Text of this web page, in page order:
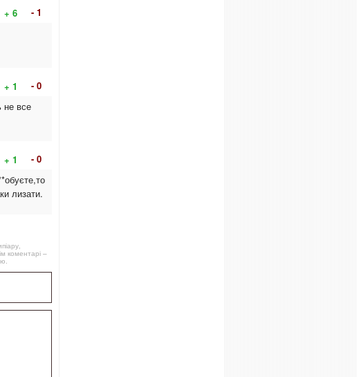
+ 6
- 1
+ 1
- 0
не все
+ 1
- 0
лизати.
коментарі –